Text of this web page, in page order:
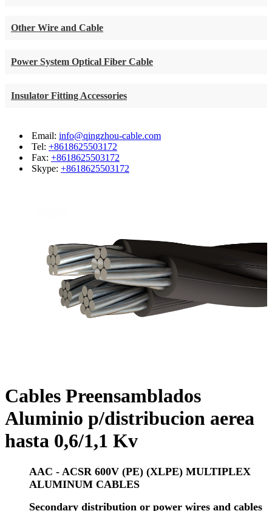
Other Wire and Cable
Power System Optical Fiber Cable
Insulator Fitting Accessories
Email: info@qingzhou-cable.com
Tel: +8618625503172
Fax: +8618625503172
Skype: +8618625503172
Cables Preensamblados
Aluminio p/distribucion aerea
hasta 0,6/1,1 Kv
AAC - ACSR 600V (PE) (XLPE) MULTIPLEX
ALUMINUM CABLES
Secondary distribution or power wires and cables